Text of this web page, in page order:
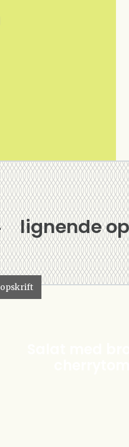
lignende
opskrift